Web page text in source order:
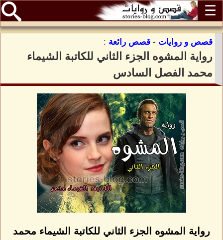
☰
قصص و روايات - قصص رائعة :
رواية المشوه الجزء الثاني للكاتبة الشيماء
محمد الفصل السادس
رواية المشوه الجزء الثاني للكاتبة الشيماء محمد